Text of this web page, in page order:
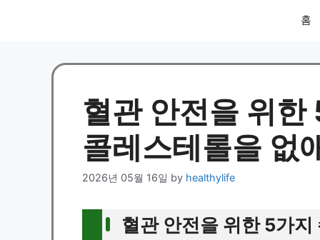
홈
혈관 안전을 위
콜레스테롤을 없
2026년 05월 16일 by healthylife
혈관 안전을 위한 5가